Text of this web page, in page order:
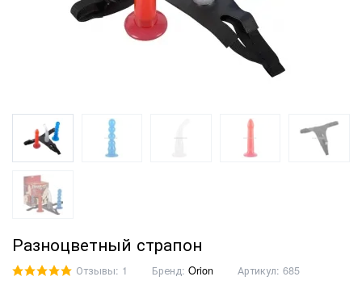
Разноцветный страпон
Отзывы: 1 Бренд: Orion Артикул: 685